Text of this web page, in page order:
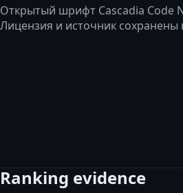
Открытый шрифт Cascadia Code
Лицензия и источник сохранены
Ranking evidence